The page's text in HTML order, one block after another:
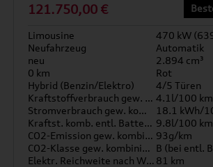
121.750,00 €
Limousine
470 kW
Neufahrzeug
Automatik
neu
2.894 cm³
0 km
Rot
Hybrid (Benzin/Elektro)
4/5 Türen
Kraftstoffverbrauch gew. kombiniert 4.1l/100 km
Stromverbrauch gew. kombiniert
18.1 kWh/
Kraftst. komb. entl. Batterie 9.8l/100 km
CO2-Emission gew. kombiniert 93g/km
CO2-Klasse gew. kombiniert B (bei entl.
Elektr. Reichweite nach WLTP* 81 km